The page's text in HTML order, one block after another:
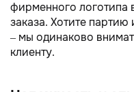
фирменного логотипа
заказа. Хотите
– мы одинаково
клиенту.